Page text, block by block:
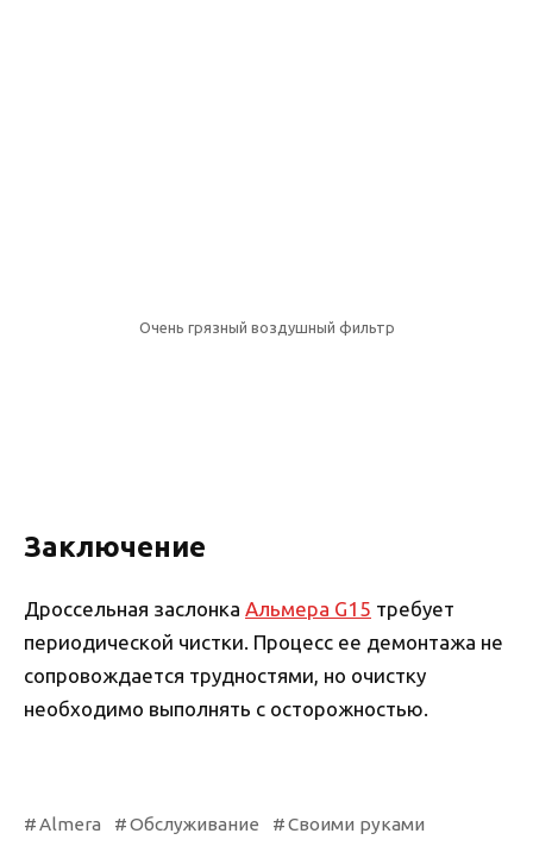
Очень грязный воздушный фильтр
Заключение
Дроссельная заслонка Альмера G15 требует
периодической чистки. Процесс ее демонтажа не
сопровождается трудностями, но очистку
необходимо выполнять с осторожностью.
Almera Обслуживание Своими руками